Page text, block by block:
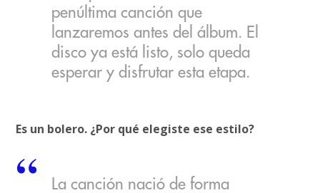
penúltima canción que
lanzaremos antes del álbum. El
disco ya está listo, solo queda
esperar y disfrutar esta etapa.
Es un bolero. ¿Por qué elegiste ese estilo?
La canción nació de forma